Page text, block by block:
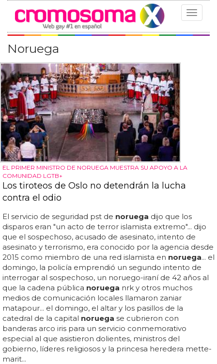
Toggle
Noruega
EL PRIMER MINISTRO DE NORUEGA MUESTRA SU APOYO A LA
COMUNIDAD LGTB+
Los tiroteos de Oslo no detendrán la lucha
contra el odio
El servicio de seguridad pst de noruega dijo que los
disparos eran "un acto de terror islamista extremo"... dijo
que el sospechoso, acusado de asesinato, intento de
asesinato y terrorismo, era conocido por la agencia desde
2015 como miembro de una red islamista en noruega... el
domingo, la policía emprendió un segundo intento de
interrogar al sospechoso, un noruego-iraní de 42 años al
que la cadena pública noruega nrk y otros muchos
medios de comunicación locales llamaron zaniar
matapour... el domingo, el altar y los pasillos de la
catedral de la capital noruega se cubrieron con
banderas arco iris para un servicio conmemorativo
especial al que asistieron dolientes, ministros del
gobierno, líderes religiosos y la princesa heredera mette-
marit...